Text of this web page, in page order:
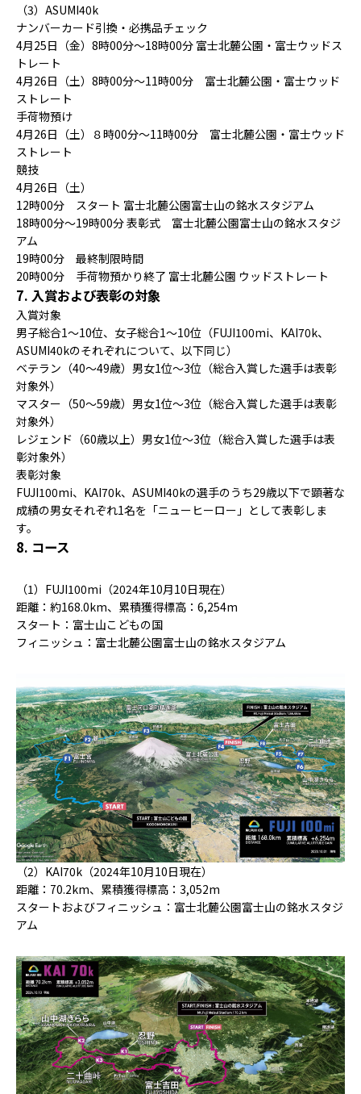
（3）ASUMI40k
ナンバーカード引換・必携品チェック
4月25日（金）8時00分〜18時00分 富士北麓公園・富士ウッドス
トレート
4月26日（土）8時00分〜11時00分 富士北麓公園・富士ウッド
ストレート
手荷物預け
4月26日（土）８時00分〜11時00分 富士北麓公園・富士ウッド
ストレート
競技
4月26日（土）
12時00分 スタート 富士北麓公園富士山の銘水スタジアム
18時00分〜19時00分 表彰式 富士北麓公園富士山の銘水スタジ
アム
19時00分 最終制限時間
20時00分 手荷物預かり終了 富士北麓公園 ウッドストレート
7. 入賞および表彰の対象
入賞対象
男子総合1～10位、女子総合1～10位（FUJI100mi、KAI70k、
ASUMI40kのそれぞれについて、以下同じ）
ベテラン（40～49歳）男女1位〜3位（総合入賞した選手は表彰
対象外）
マスター（50～59歳）男女1位〜3位（総合入賞した選手は表彰
対象外）
レジェンド（60歳以上）男女1位〜3位（総合入賞した選手は表
彰対象外）
表彰対象
FUJI100mi、KAI70k、ASUMI40kの選手のうち29歳以下で顕著な
成績の男女それぞれ1名を「ニューヒーロー」として表彰しま
す。
8. コース
（1）FUJI100mi（2024年10月10日現在）
距離：約168.0km、累積獲得標高：6,254m
スタート：富士山こどもの国
フィニッシュ：富士北麓公園富士山の銘水スタジアム
（2）KAI70k（2024年10月10日現在）
距離：70.2km、累積獲得標高：3,052m
スタートおよびフィニッシュ：富士北麓公園富士山の銘水スタジ
アム